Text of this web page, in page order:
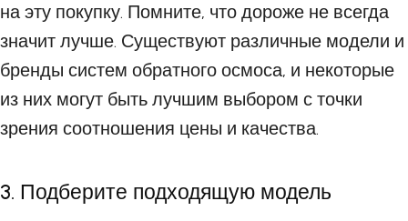
на эту покупку. Помните, что дороже не всегда
значит лучше. Существуют различные модели и
бренды систем обратного осмоса, и некоторые
из них могут быть лучшим выбором с точки
зрения соотношения цены и качества.
3. Подберите подходящую модель